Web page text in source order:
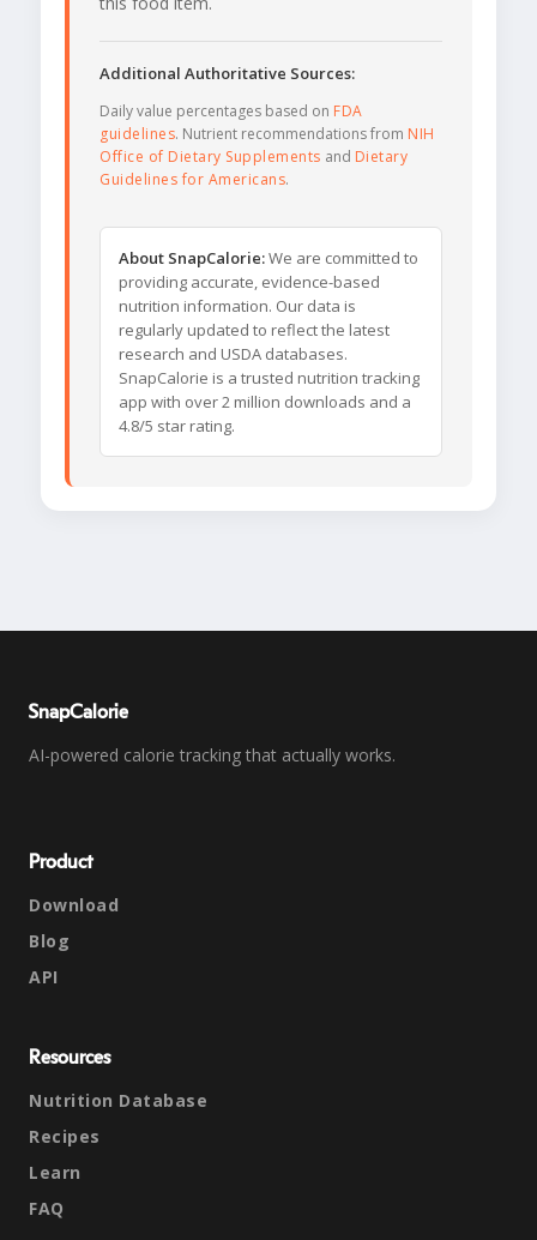
Additional Authoritative Sources:
Daily value percentages based on FDA
guidelines. Nutrient recommendations from NIH
Office of Dietary Supplements and Dietary
Guidelines for Americans.
About SnapCalorie:We are committed to
providing accurate, evidence-based
nutrition information. Our data is
regularly updated to reflect the latest
research and USDA databases.
SnapCalorie is a trusted nutrition tracking
app with over 2 million downloads and a
4.8/5 star rating.
SnapCalorie
AI-powered calorie tracking that actually works.
Product
Download
Blog
API
Resources
Nutrition Database
Recipes
Learn
FAQ